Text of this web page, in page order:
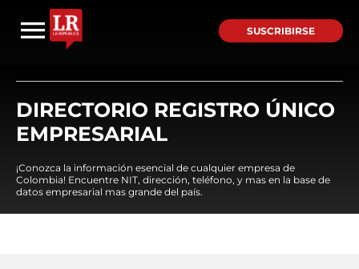
SUSCRIBIRSE
DIRECTORIO REGISTRO ÚNICO
EMPRESARIAL
¡Conozca la información esencial de cualquier empresa de
Colombia! Encuentre NIT, dirección, teléfono, y mas en la base de
datos empresarial mas grande del país.